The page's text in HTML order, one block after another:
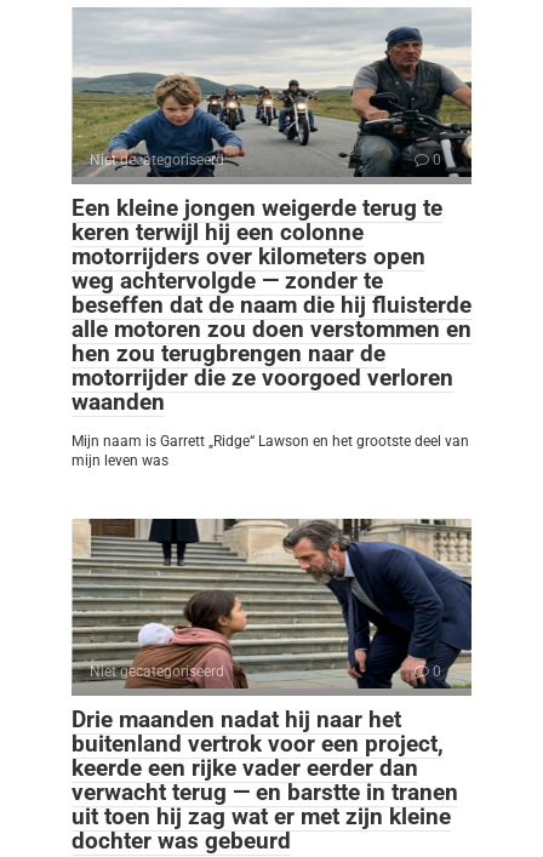
Niet gecategoriseerd 0
Een kleine jongen weigerde terug te
keren terwijl hij een colonne
motorrijders over kilometers open
weg achtervolgde — zonder te
beseffen dat de naam die hij fluisterde
alle motoren zou doen verstommen en
hen zou terugbrengen naar de
motorrijder die ze voorgoed verloren
waanden
Mijn naam is Garrett „Ridge“ Lawson en het grootste deel van
mijn leven was
Niet gecategoriseerd 0
Drie maanden nadat hij naar het
buitenland vertrok voor een project,
keerde een rijke vader eerder dan
verwacht terug — en barstte in tranen
uit toen hij zag wat er met zijn kleine
dochter was gebeurd